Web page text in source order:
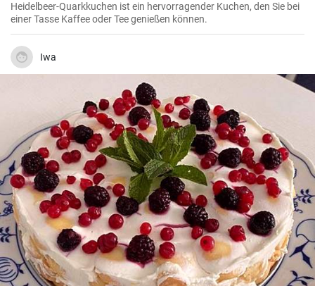
Heidelbeer-Quarkkuchen ist ein hervorragender Kuchen, den Sie bei
einer Tasse Kaffee oder Tee genießen können.
Iwa